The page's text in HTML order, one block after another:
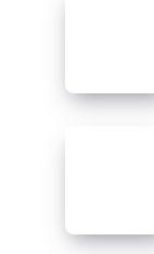
der